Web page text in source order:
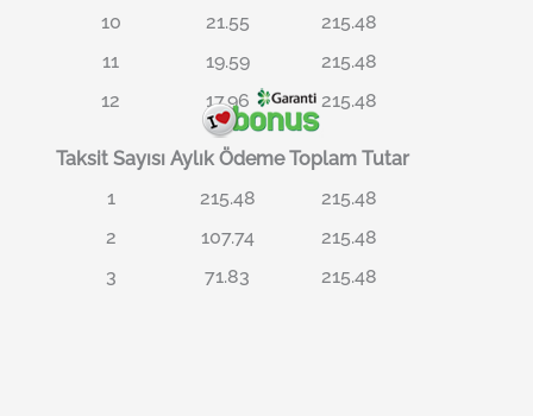
10
21.55
215.48
11
19.59
215.48
12
17.96 215.48
Taksit Sayısı Aylık Ödeme Toplam Tutar
1
215.48
215.48
2
107.74
215.48
3
71.83 215.48